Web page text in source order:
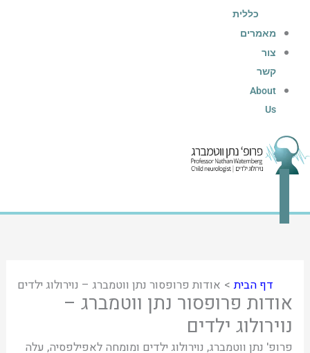
כללית
מאמרים
צור
קשר
About
Us
דף הבית אודות פרופסור נתן ווטמברג – נוירולוג ילדים
אודות פרופסור נתן ווטמברג –
נוירולוג ילדים
פרופ' נתן ווטמברג, נוירולוג ילדים ומומחה לאפילפסיה, עלה